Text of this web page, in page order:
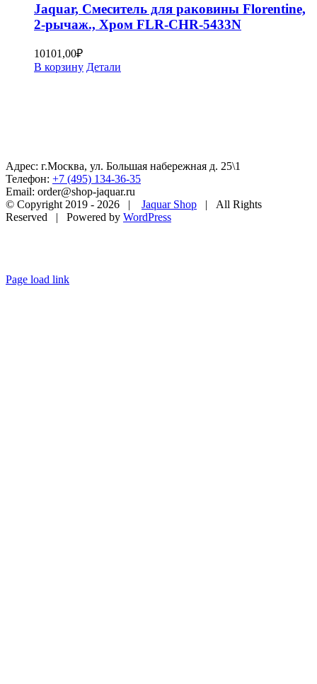
Jaquar, Смеситель для раковины Florentine,
2-рычаж., Хром FLR-CHR-5433N
10101,00₽
В корзину Детали
Адрес: г.Москва, ул. Большая набережная д. 25\1
Телефон: +7 (495) 134-36-35
Email: order@shop-jaquar.ru
© Copyright 2019 - 2026 | Jaquar Shop | All Rights
Reserved | Powered by WordPress
Page load link